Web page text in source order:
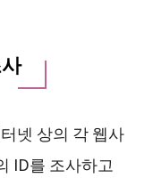
넷 상의 각 웹사
ID를 조사하고